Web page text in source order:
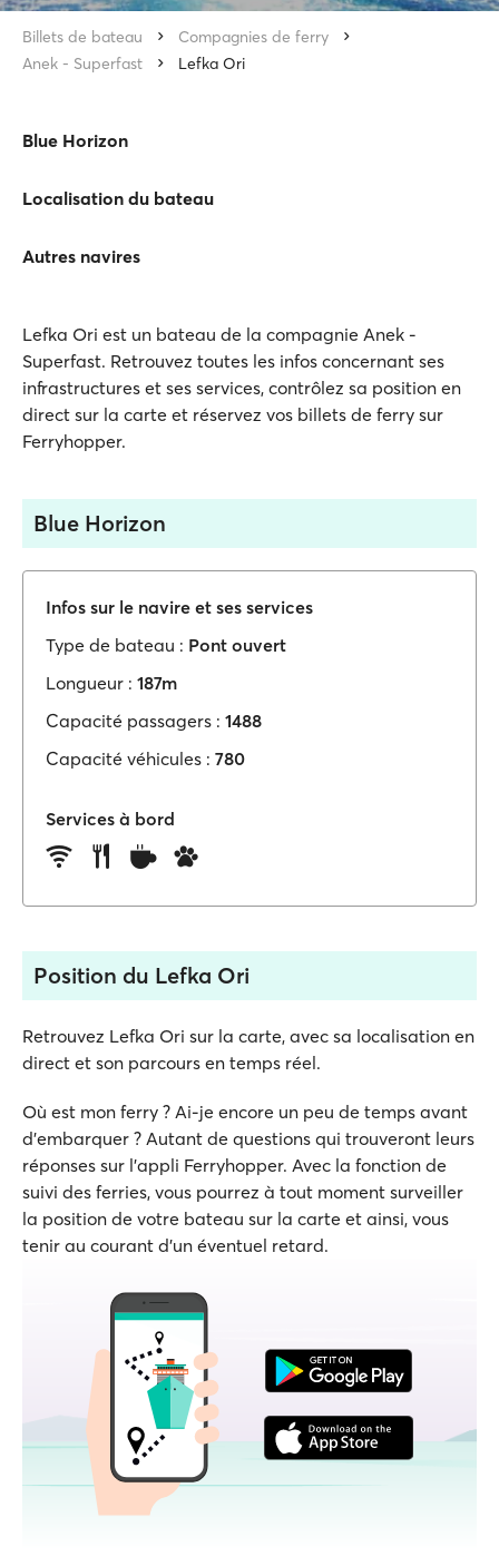
Billets de bateau
Compagnies de ferry
Anek - Superfast
Lefka Ori
Blue Horizon
Localisation du bateau
Autres navires
Lefka Ori est un bateau de la compagnie Anek -
Superfast. Retrouvez toutes les infos concernant ses
infrastructures et ses services, contrôlez sa position en
direct sur la carte et réservez vos billets de ferry sur
Ferryhopper.
Blue Horizon
Infos sur le navire et ses services
Type de bateau : Pont ouvert
Longueur : 187m
Capacité passagers : 1488
Capacité véhicules : 780
Services à bord
Position du Lefka Ori
Retrouvez Lefka Ori sur la carte, avec sa localisation en
direct et son parcours en temps réel.
Où est mon ferry ? Ai-je encore un peu de temps avant
d'embarquer ? Autant de questions qui trouveront leurs
réponses sur l'appli Ferryhopper. Avec la fonction de
suivi des ferries, vous pourrez à tout moment surveiller
la position de votre bateau sur la carte et ainsi, vous
tenir au courant d'un éventuel retard.